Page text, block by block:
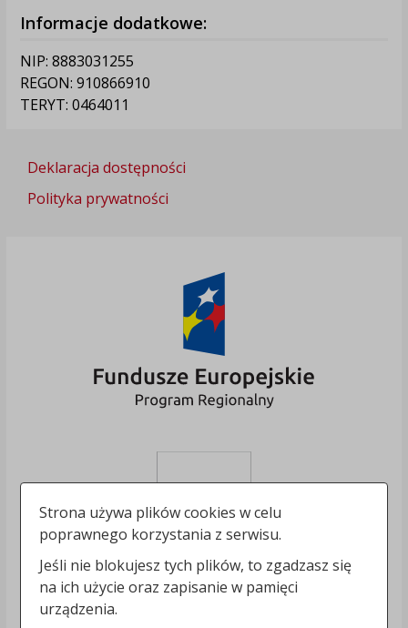
Informacje dodatkowe:
NIP: 8883031255
REGON: 910866910
TERYT: 0464011
Deklaracja dostępności
Polityka prywatności
Strona używa plików cookies w celu
poprawnego korzystania z serwisu.
Jeśli nie blokujesz tych plików, to zgadzasz się
na ich użycie oraz zapisanie w pamięci
urządzenia.